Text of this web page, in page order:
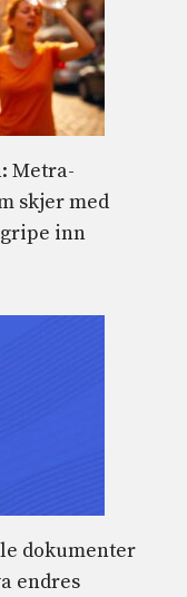
Metra-
skjer med
inn
dokumenter
endres